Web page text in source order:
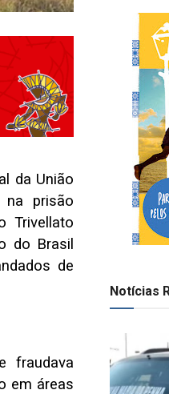
da União
na prisão
Trivellato
do Brasil
de
fraudava
em áreas
Notícias